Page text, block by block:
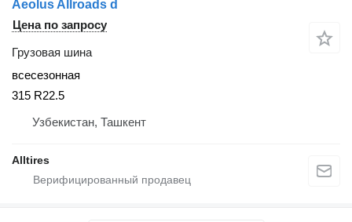
Aeolus Allroads d
Цена по запросу
Грузовая шина
всесезонная
315 R22.5
Узбекистан, Ташкент
Alltires